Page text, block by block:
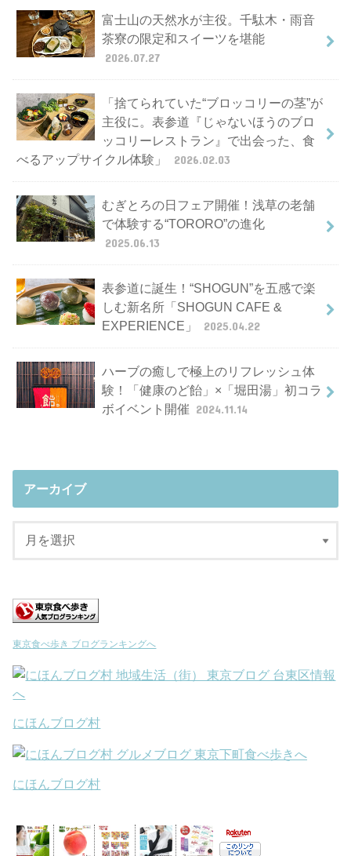
富士山の天然水が主役。千駄木・雨音
茶寮の限定和スイーツを堪能
2026.07.27
「捨てられていた“ブロッコリーの茎”が
主役に。表参道『じゃないほうのブロ
ッコリーレストラン』で出会った、食
べるアップサイクル体験」
2026.02.03
むぎとろの日フェア開催！浅草の老舗
で体験する“TORORO”の進化
2025.06.13
表参道に誕生！“SHOGUN”を五感で楽
しむ新名所「SHOGUN CAFE &
EXPERIENCE」
2025.04.22
ハーブの癒しで極上のリフレッシュ体
験！「健康のど飴」×「堀田湯」初コラ
ボイベント開催 2024.11.14
アーカイブ
東京食べ歩き ブログランキングへ
にほんブログ村
にほんブログ村